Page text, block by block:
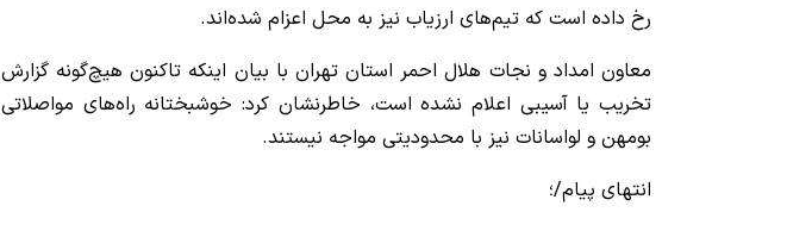
رخ داده است‌ که تیم‌های ارزیاب نیز به محل اعزام شده‌اند.
معاون امداد و نجات هلال احمر استان تهران با بیان اینکه تاکنون هیچ‌گونه گزارش
تخریب یا آسیبی اعلام نشده است، خاطرنشان کرد: خوشبختانه راه‌های مواصلاتی
بومهن و لواسانات نیز با محدودیتی مواجه نیستند.
انتهای پیام/؛